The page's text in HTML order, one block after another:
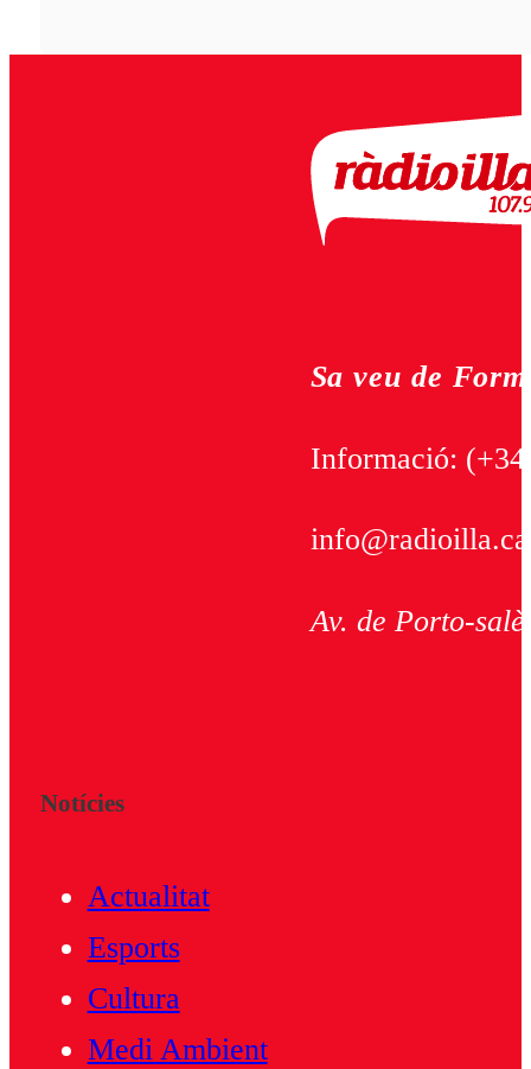
Sa veu de
Informació:
Av. de Porto-
Notícies
Actualitat
Esports
Cultura
Medi Ambient